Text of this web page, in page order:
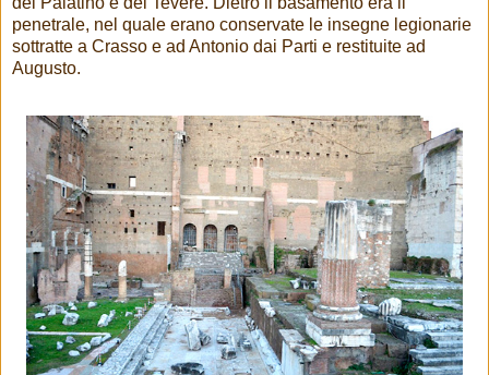
penetrale, nel quale erano conservate le insegne legionarie
sottratte a Crasso e ad Antonio dai Parti e restituite ad
Augusto.